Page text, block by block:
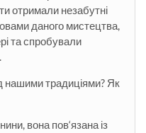
отримали незабутні
даного мистецтва,
та спробували
нашими традиціями? Як
вона пов‘язана із